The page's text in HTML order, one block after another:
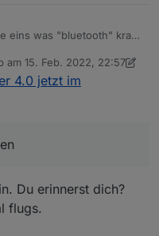
eins was "bluetooth" kram
automatisch rebuild
libs fehlen) aber ich
unsere versuche alle
am 15. Feb. 2022, 22:57
von Thomas Braun
4.0 jetzt im
Du erinnerst dich?
flugs.